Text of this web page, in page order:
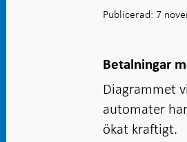
Publicerad: 7
Betalningar
Diagrammet
automater
ökat kraftigt.